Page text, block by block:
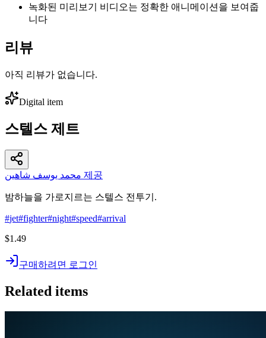
녹화된 미리보기 비디오는 정확한 애니메이션을 보여줍
니다
리뷰
아직 리뷰가 없습니다.
Digital item
스텔스 제트
محمد يوسف شاهين 제공
밤하늘을 가로지르는 스텔스 전투기.
#jet#fighter#night#speed#arrival
$1.49
구매하려면 로그인
Related items